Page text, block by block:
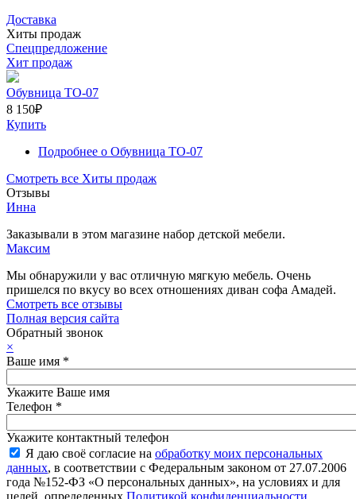
Доставка
Хиты продаж
Спецпредложение
Хит продаж
Обувница ТО-07
8 150₽
Купить
Подробнее о Обувница ТО-07
Смотреть все Хиты продаж
Отзывы
Инна
Заказывали в этом магазине набор детской мебели.
Максим
Мы обнаружили у вас отличную мягкую мебель. Очень
пришелся по вкусу во всех отношениях диван софа Амадей.
Смотреть все отзывы
Полная версия сайта
Обратный звонок
×
Ваше имя *
Укажите Ваше имя
Телефон *
Укажите контактный телефон
Я даю своё согласие на обработку моих персональных
данных, в соответствии с Федеральным законом от 27.07.2006
года №152-ФЗ «О персональных данных», на условиях и для
целей, определенных Политикой конфиденциальности